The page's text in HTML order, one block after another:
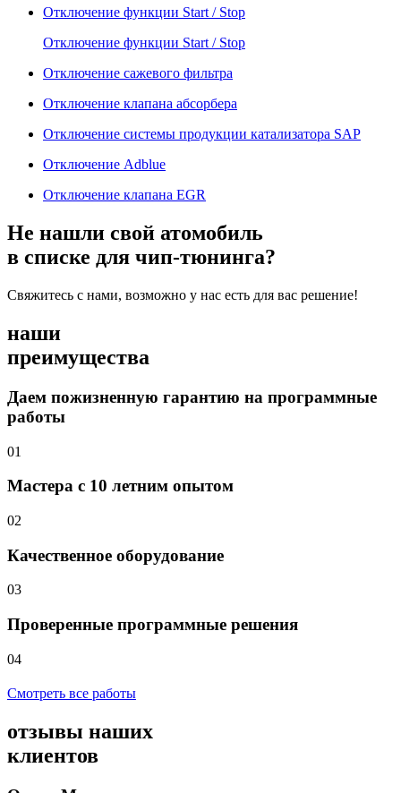
Отключение функции Start / Stop
Отключение функции Start / Stop
Отключение сажевого фильтра
Отключение клапана абсорбера
Отключение системы продукции катализатора SAP
Отключение Adblue
Отключение клапана EGR
Не нашли свой атомобиль
в списке для чип-тюнинга?
Свяжитесь с нами, возможно у нас есть для вас решение!
наши
преимущества
Даем пожизненную гарантию на программные
работы
01
Мастера с 10 летним опытом
02
Качественное оборудование
03
Проверенные программные решения
04
Смотреть все работы
отзывы наших
клиентов